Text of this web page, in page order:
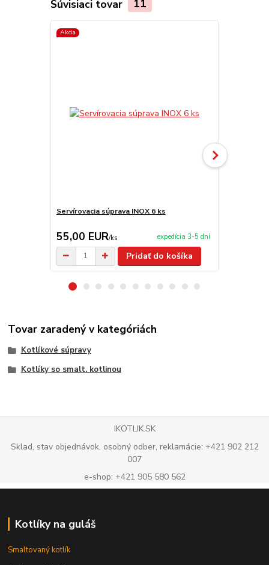
Súvisiaci tovar 11
Akcia
Servírovacia súprava INOX 6 ks
55,00 EUR/ks expedícia 3-5 dní
Pridať do košíka
Tovar zaradený v kategóriách
Kotlíkové súpravy
Kotlíky so smalt. kotlinou
IKOTLIK.SK
Sklad, stav objednávok, osobný odber, reklamácie: +421 902 212
007
e-shop: +421 905 580 562
Kotlíky na guláš
Smaltovaný kotlík